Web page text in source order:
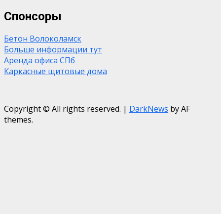
Спонсоры
Бетон Волоколамск
Больше информации тут
Аренда офиса СПб
Каркасные щитовые дома
Copyright © All rights reserved. | DarkNews by AF
themes.